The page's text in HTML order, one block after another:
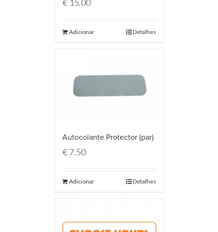
€15.00
Adicionar Detalhes
Autocolante Protector (par)
€7.50
Adicionar Detalhes